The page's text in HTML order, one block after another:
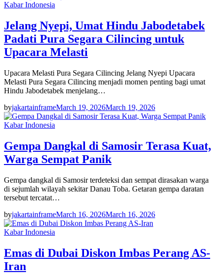
Kabar Indonesia
Jelang Nyepi, Umat Hindu Jabodetabek
Padati Pura Segara Cilincing untuk
Upacara Melasti
Upacara Melasti Pura Segara Cilincing Jelang Nyepi Upacara
Melasti Pura Segara Cilincing menjadi momen penting bagi umat
Hindu Jabodetabek menjelang…
byjakartainframeMarch 19, 2026March 19, 2026
Kabar Indonesia
Gempa Dangkal di Samosir Terasa Kuat,
Warga Sempat Panik
Gempa dangkal di Samosir terdeteksi dan sempat dirasakan warga
di sejumlah wilayah sekitar Danau Toba. Getaran gempa daratan
tersebut tercatat…
byjakartainframeMarch 16, 2026March 16, 2026
Kabar Indonesia
Emas di Dubai Diskon Imbas Perang AS-
Iran